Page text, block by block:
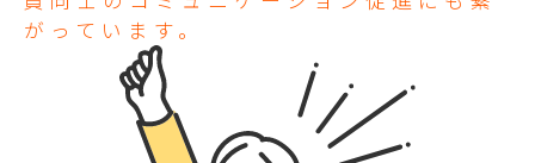
がっています。